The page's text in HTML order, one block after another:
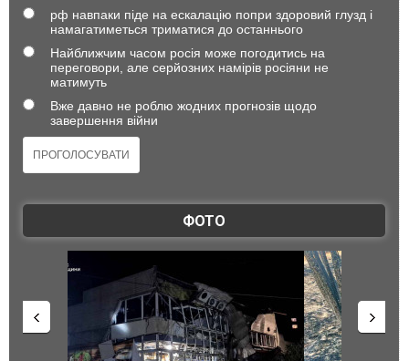
рф навпаки піде на ескалацію попри здоровий глузд і
намагатиметься триматися до останнього
Найближчим часом росія може погодитись на
переговори, але серйозних намірів росіяни не
матимуть
Вже давно не роблю жодних прогнозів щодо
завершення війни
ФОТО